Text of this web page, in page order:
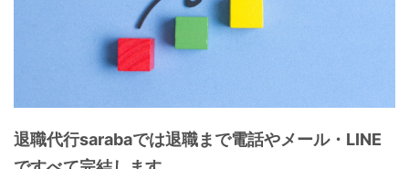
退職代行sarabaでは退職まで電話やメール・LINE